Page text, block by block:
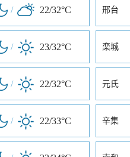
/ 22/32°C 邢台
/ 23/32°C 栾城
/ 22/32°C 元氏
/ 22/33°C 辛集